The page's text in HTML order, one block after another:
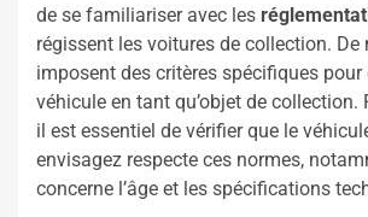
de se familiariser avec les
régissent les voitures de collection. De
imposent des critères spécifiques pour
véhicule en tant qu’objet de collection.
il est essentiel de vérifier que le
envisagez respecte ces normes,
concerne l’âge et les spécifications